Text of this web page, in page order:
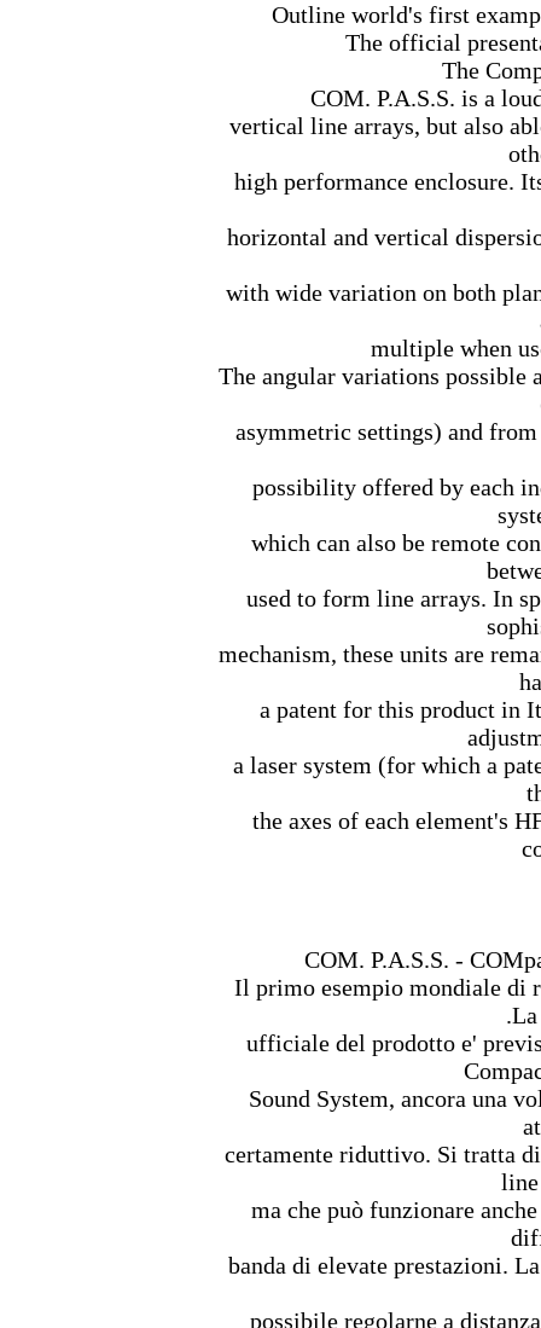
Outline world's first
The official
The
COM. P.A.S.S. is a
vertical line arrays, but also
high performance enclosure.
horizontal and vertical
with wide variation on both
multiple when
The angular variations possible
asymmetric settings) and
possibility offered by each
which can also be remote
used to form line arrays. In
mechanism, these units are
a patent for this product in
a laser system (for which a
the axes of each element's
COM. P.A.S.S. -
Il primo esempio mondiale di
ufficiale del prodotto e'
Sound System, ancora una
certamente riduttivo. Si tratta
ma che può funzionare
banda di elevate prestazioni.
possibile regolarne a